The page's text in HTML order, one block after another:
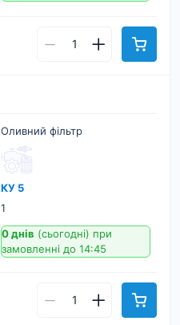
Оливний фільтр
КУ 5
1
0 днів (сьогодні) при
замовленні до 14:45